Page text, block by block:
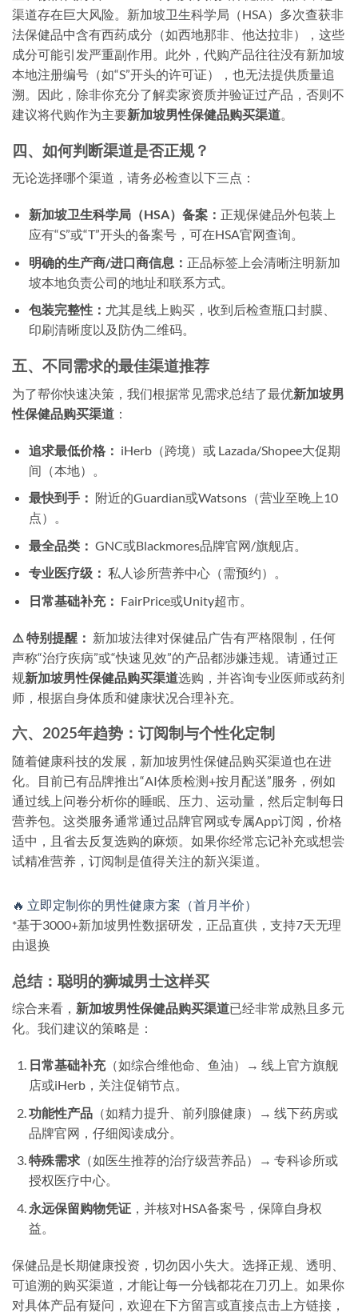
渠道存在巨大风险。新加坡卫生科学局（HSA）多次查获非
法保健品中含有西药成分（如西地那非、他达拉非），这些
成分可能引发严重副作用。此外，代购产品往往没有新加坡
本地注册编号（如“S”开头的许可证），也无法提供质量追
溯。因此，除非你充分了解卖家资质并验证过产品，否则不
建议将代购作为主要新加坡男性保健品购买渠道。
四、如何判断渠道是否正规？
无论选择哪个渠道，请务必检查以下三点：
新加坡卫生科学局（HSA）备案： 正规保健品外包装上
应有“S”或“T”开头的备案号，可在HSA官网查询。
明确的生产商/进口商信息： 正品标签上会清晰注明新加
坡本地负责公司的地址和联系方式。
包装完整性： 尤其是线上购买，收到后检查瓶口封膜、
印刷清晰度以及防伪二维码。
五、不同需求的最佳渠道推荐
为了帮你快速决策，我们根据常见需求总结了最优新加坡男
性保健品购买渠道 ：
追求最低价格： iHerb（跨境）或 Lazada/Shopee大促期
间（本地）。
最快到手： 附近的Guardian或Watsons（营业至晚上10
点）。
最全品类： GNC或Blackmores品牌官网/旗舰店。
专业医疗级： 私人诊所营养中心（需预约）。
日常基础补充： FairPrice或Unity超市。
⚠️ 特别提醒： 新加坡法律对保健品广告有严格限制，任何
声称“治疗疾病”或“快速见效”的产品都涉嫌违规。请通过正
规新加坡男性保健品购买渠道选购，并咨询专业医师或药剂
师，根据自身体质和健康状况合理补充。
六、2025年趋势：订阅制与个性化定制
随着健康科技的发展，新加坡男性保健品购买渠道也在进
化。目前已有品牌推出“AI体质检测+按月配送”服务，例如
通过线上问卷分析你的睡眠、压力、运动量，然后定制每日
营养包。这类服务通常通过品牌官网或专属App订阅，价格
适中，且省去反复选购的麻烦。如果你经常忘记补充或想尝
试精准营养，订阅制是值得关注的新兴渠道。
🔥 立即定制你的男性健康方案（首月半价）
*基于3000+新加坡男性数据研发，正品直供，支持7天无理
由退换
总结：聪明的狮城男士这样买
综合来看， 新加坡男性保健品购买渠道已经非常成熟且多元
化。我们建议的策略是：
日常基础补充（如综合维他命、鱼油）→ 线上官方旗舰
店或iHerb，关注促销节点。
功能性产品（如精力提升、前列腺健康）→ 线下药房或
品牌官网，仔细阅读成分。
特殊需求（如医生推荐的治疗级营养品）→ 专科诊所或
授权医疗中心。
永远保留购物凭证，并核对HSA备案号，保障自身权
益。
保健品是长期健康投资，切勿因小失大。选择正规、透明、
可追溯的购买渠道，才能让每一分钱都花在刀刃上。如果你
对具体产品有疑问，欢迎在下方留言或直接点击上方链接，